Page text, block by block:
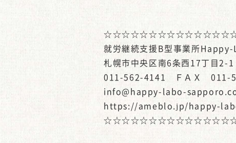
就労継続支援B型事業所
札幌市中央区南6条西17丁目
011-562-4141 ＦＡＸ 011-
info@happy-labo-
https://ameblo.jp/happy-